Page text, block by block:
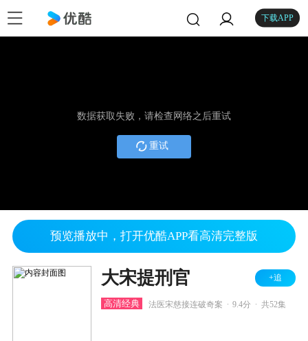
下载APP
数据获取失败，请检查网络之后重试
重试
预览播放中，打开优酷APP看高清完整版
大宋提刑官 +追
高清经典 法医宋慈接连破奇案 9.4分 共52集